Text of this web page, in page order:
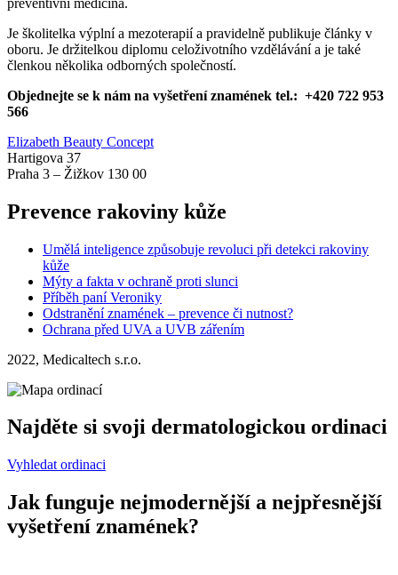
Je školitelka výplní a mezoterapií a pravidelně publikuje články v
oboru. Je držitelkou diplomu celoživotního vzdělávání a je také
členkou několika odborných společností.
Objednejte se k nám na vyšetření znamének tel.: +420 722 953
566
Elizabeth Beauty Concept
Hartigova 37
Praha 3 – Žižkov 130 00
Prevence rakoviny kůže
Umělá inteligence způsobuje revoluci při detekci rakoviny
kůže
Mýty a fakta v ochraně proti slunci
Příběh paní Veroniky
Odstranění znamének – prevence či nutnost?
Ochrana před UVA a UVB zářením
2022, Medicaltech s.r.o.
Najděte si svoji dermatologickou ordinaci
Vyhledat ordinaci
Jak funguje nejmodernější a nejpřesnější
vyšetření znamének?